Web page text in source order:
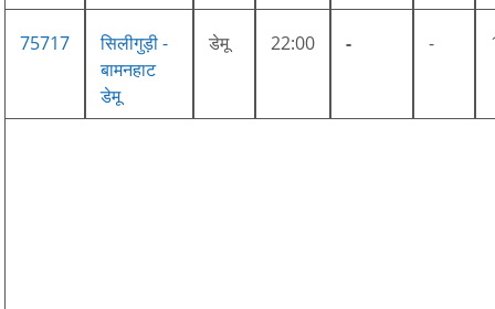
75717
सिलीगुड़ी -
बामनहाट
डेमू
डेमू 22:00 - -